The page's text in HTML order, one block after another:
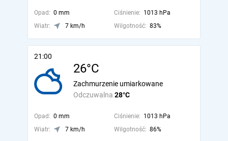
Opad: 0 mm Ciśnienie: 1013 hPa
Wiatr:
7 km/h Wilgotność: 83%
21:00
26°C
Odczuwalna 28°C
Zachmurzenie umiarkowane
Opad: 0 mm Ciśnienie: 1013 hPa
Wiatr:
7 km/h Wilgotność: 86%